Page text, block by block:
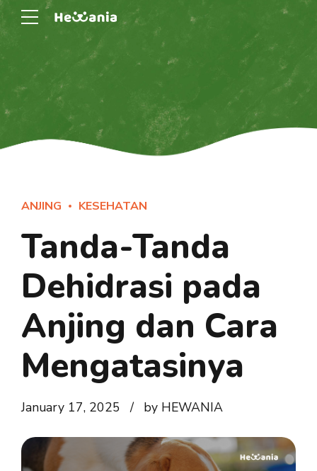
ANJING KESEHATAN
Tanda-Tanda
Dehidrasi pada
Anjing dan Cara
Mengatasinya
January 17, 2025 by HEWANIA